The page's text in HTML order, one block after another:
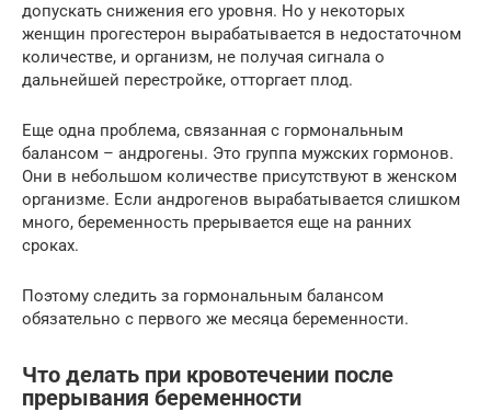
допускать снижения его уровня. Но у некоторых
женщин прогестерон вырабатывается в недостаточном
количестве, и организм, не получая сигнала о
дальнейшей перестройке, отторгает плод.
Еще одна проблема, связанная с гормональным
балансом – андрогены. Это группа мужских гормонов.
Они в небольшом количестве присутствуют в женском
организме. Если андрогенов вырабатывается слишком
много, беременность прерывается еще на ранних
сроках.
Поэтому следить за гормональным балансом
обязательно с первого же месяца беременности.
Что делать при кровотечении после
прерывания беременности